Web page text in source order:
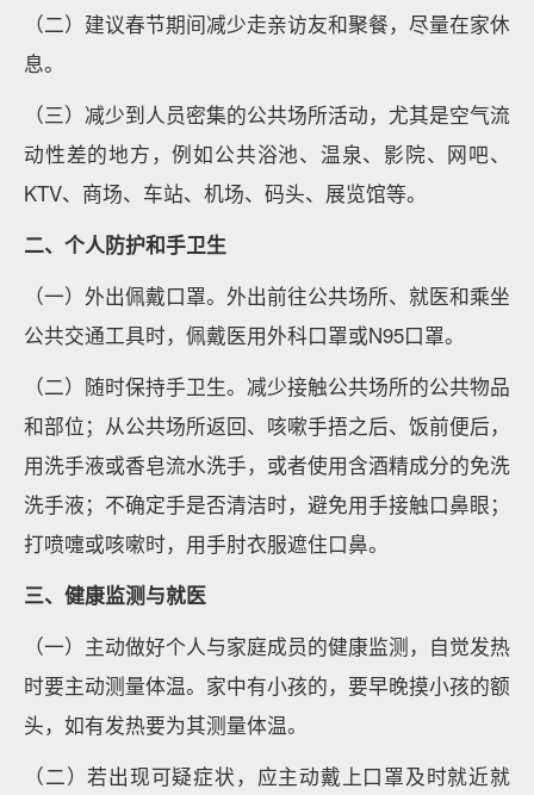
（二）建议春节期间减少走亲访友和聚餐，尽量在家休
息。
（三）减少到人员密集的公共场所活动，尤其是空气流
动性差的地方，例如公共浴池、温泉、影院、网吧、
KTV、商场、车站、机场、码头、展览馆等。
二、个人防护和手卫生
（一）外出佩戴口罩。外出前往公共场所、就医和乘坐
公共交通工具时，佩戴医用外科口罩或N95口罩。
（二）随时保持手卫生。减少接触公共场所的公共物品
和部位；从公共场所返回、咳嗽手捂之后、饭前便后，
用洗手液或香皂流水洗手，或者使用含酒精成分的免洗
洗手液；不确定手是否清洁时，避免用手接触口鼻眼；
打喷嚏或咳嗽时，用手肘衣服遮住口鼻。
三、健康监测与就医
（一）主动做好个人与家庭成员的健康监测，自觉发热
时要主动测量体温。家中有小孩的，要早晚摸小孩的额
头，如有发热要为其测量体温。
（二）若出现可疑症状，应主动戴上口罩及时就近就